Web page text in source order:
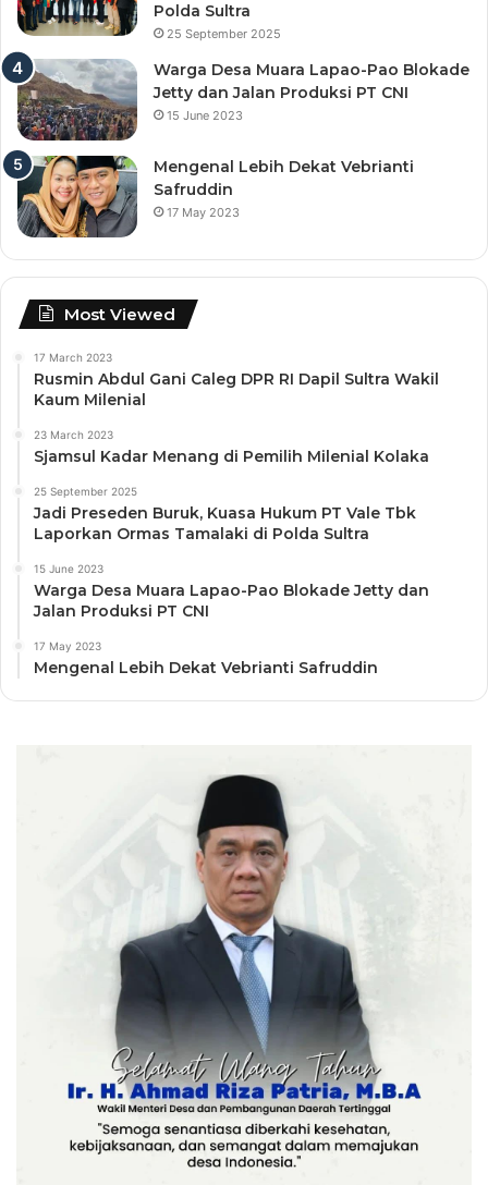
Polda Sultra
25 September 2025
Warga Desa Muara Lapao-Pao Blokade
Jetty dan Jalan Produksi PT CNI
15 June 2023
Mengenal Lebih Dekat Vebrianti
Safruddin
17 May 2023
Most Viewed
17 March 2023
Rusmin Abdul Gani Caleg DPR RI Dapil Sultra Wakil
Kaum Milenial
23 March 2023
Sjamsul Kadar Menang di Pemilih Milenial Kolaka
25 September 2025
Jadi Preseden Buruk, Kuasa Hukum PT Vale Tbk
Laporkan Ormas Tamalaki di Polda Sultra
15 June 2023
Warga Desa Muara Lapao-Pao Blokade Jetty dan
Jalan Produksi PT CNI
17 May 2023
Mengenal Lebih Dekat Vebrianti Safruddin